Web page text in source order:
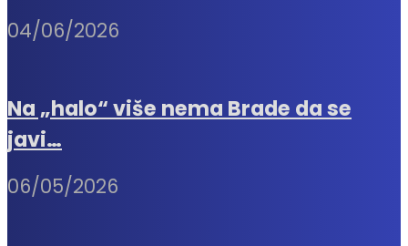
04/06/2026
Na „halo“ više nema Brade da se
javi…
06/05/2026